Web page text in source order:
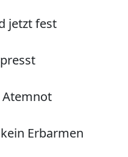
jetzt fest
Atemnot
Erbarmen